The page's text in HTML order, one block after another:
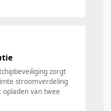
zorgt
stroomverdeling
opladen van twee